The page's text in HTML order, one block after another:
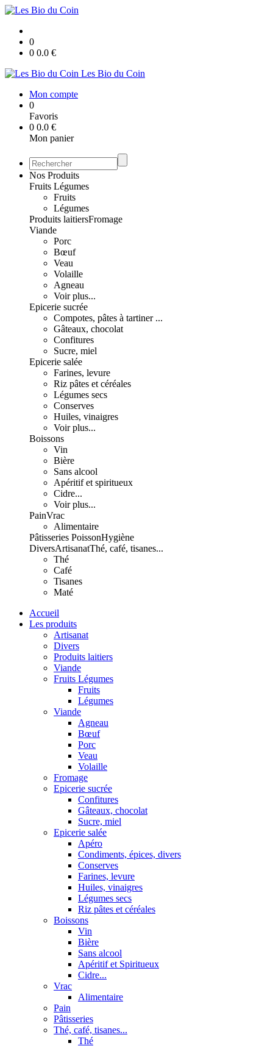
0
0 0.0 €
Les Bio du Coin
Mon compte
0
Favoris
0 0.0 €
Mon panier
Nos Produits
Fruits Légumes
Fruits
Légumes
Produits laitiersFromage
Viande
Porc
Bœuf
Veau
Volaille
Agneau
Voir plus...
Epicerie sucrée
Compotes, pâtes à tartiner ...
Gâteaux, chocolat
Confitures
Sucre, miel
Epicerie salée
Farines, levure
Riz pâtes et céréales
Légumes secs
Conserves
Huiles, vinaigres
Voir plus...
Boissons
Vin
Bière
Sans alcool
Apéritif et spiritueux
Cidre...
Voir plus...
PainVrac
Alimentaire
Pâtisseries PoissonHygiène
DiversArtisanatThé, café, tisanes...
Thé
Café
Tisanes
Maté
Accueil
Les produits
Artisanat
Divers
Produits laitiers
Viande
Fruits Légumes
Fruits
Légumes
Viande
Agneau
Bœuf
Porc
Veau
Volaille
Fromage
Epicerie sucrée
Confitures
Gâteaux, chocolat
Sucre, miel
Epicerie salée
Apéro
Condiments, épices, divers
Conserves
Farines, levure
Huiles, vinaigres
Légumes secs
Riz pâtes et céréales
Boissons
Vin
Bière
Sans alcool
Apéritif et Spiritueux
Cidre...
Vrac
Alimentaire
Pain
Pâtisseries
Thé, café, tisanes...
Thé